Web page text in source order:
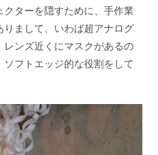
クターを隠すために、手作業
まして、いわば超アナログ
ンズ近くにマスクがあるの
フトエッジ的な役割をして